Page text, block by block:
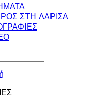
ΣΤΗ ΛΑΡΙΣΑ